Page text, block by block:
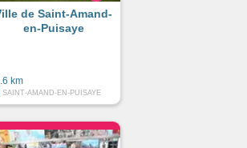
de Saint-Amand-
en-Puisaye
km
SAINT-AMAND-EN-PUISAYE